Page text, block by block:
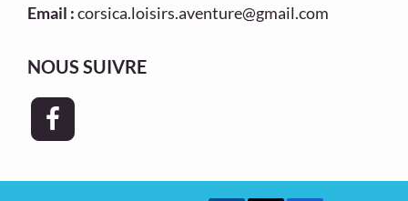
Email :corsica.loisirs.aventure@gmail.com
NOUS SUIVRE